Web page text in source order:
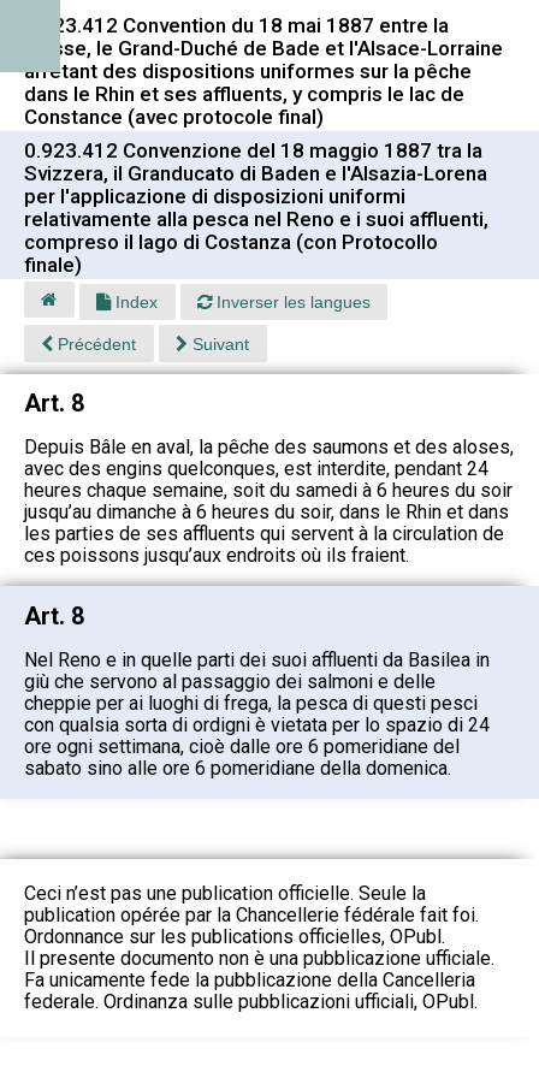
0.923.412 Convention du 18 mai 1887 entre la
Suisse, le Grand-Duché de Bade et l'Alsace-Lorraine
arrêtant des dispositions uniformes sur la pêche
dans le Rhin et ses affluents, y compris le lac de
Constance (avec protocole final)
0.923.412 Convenzione del 18 maggio 1887 tra la
Svizzera, il Granducato di Baden e l'Alsazia-Lorena
per l'applicazione di disposizioni uniformi
relativamente alla pesca nel Reno e i suoi affluenti,
compreso il lago di Costanza (con Protocollo
finale)
Index Inverser les langues
Précédent Suivant
Art. 8
Depuis Bâle en aval, la pêche des saumons et des aloses,
avec des engins quelconques, est interdite, pendant 24
heures chaque semaine, soit du samedi à 6 heures du soir
jusqu’au dimanche à 6 heures du soir, dans le Rhin et dans
les parties de ses affluents qui servent à la circulation de
ces poissons jusqu’aux endroits où ils fraient.
Art. 8
Nel Reno e in quelle parti dei suoi affluenti da Basilea in
giù che servono al passaggio dei salmoni e delle
cheppie per ai luoghi di frega, la pesca di questi pesci
con qualsia sorta di ordigni è vietata per lo spazio di 24
ore ogni settimana, cioè dalle ore 6 pomeridiane del
sabato sino alle ore 6 pomeridiane della domenica.
Ceci n’est pas une publication officielle. Seule la
publication opérée par la Chancellerie fédérale fait foi.
Ordonnance sur les publications officielles, OPubl.
Il presente documento non è una pubblicazione ufficiale.
Fa unicamente fede la pubblicazione della Cancelleria
federale. Ordinanza sulle pubblicazioni ufficiali, OPubl.